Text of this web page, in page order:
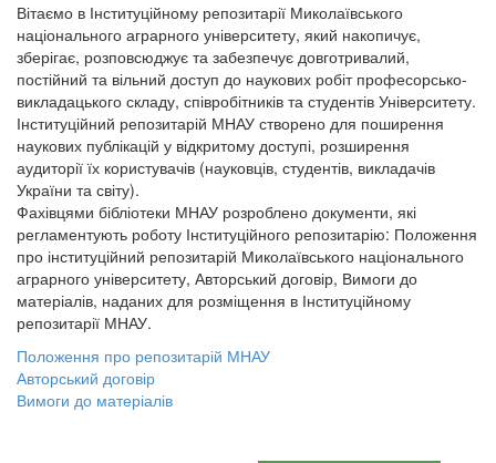
Вітаємо в Інституційному репозитарії Миколаївського
національного аграрного університету, який накопичує,
зберігає, розповсюджує та забезпечує довготривалий,
постійний та вільний доступ до наукових робіт професорсько-
викладацького складу, співробітників та студентів Університету.
Інституційний репозитарій МНАУ створено для поширення
наукових публікацій у відкритому доступі, розширення
аудиторії їх користувачів (науковців, студентів, викладачів
України та світу).
Фахівцями бібліотеки МНАУ розроблено документи, які
регламентують роботу Інституційного репозитарію: Положення
про інституційний репозитарій Миколаївського національного
аграрного університету, Авторський договір, Вимоги до
матеріалів, наданих для розміщення в Інституційному
репозитарії МНАУ.
Положення про репозитарій МНАУ
Авторський договір
Вимоги до матеріалів